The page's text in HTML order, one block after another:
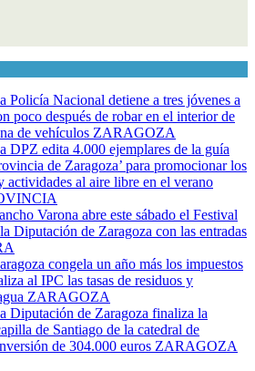
Policía Nacional detiene a tres jóvenes a
poco después de robar en el interior de
de vehículos ZARAGOZA
DPZ edita 4.000 ejemplares de la guía
de Zaragoza’ para promocionar los
actividades al aire libre en el verano
Varona abre este sábado el Festival
Diputación de Zaragoza con las entradas
congela un año más los impuestos
al IPC las tasas de residuos y
ZARAGOZA
Diputación de Zaragoza finaliza la
de Santiago de la catedral de
de 304.000 euros ZARAGOZA